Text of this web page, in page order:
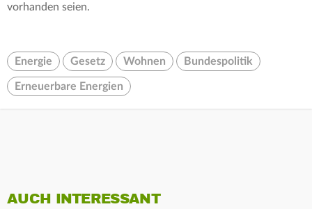
vorhanden seien.
Energie Gesetz Wohnen Bundespolitik
Erneuerbare Energien
AUCH INTERESSANT